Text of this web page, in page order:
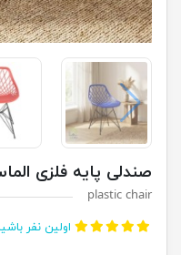
صندلی پایه فلزی
plastic chair
اولین نفر